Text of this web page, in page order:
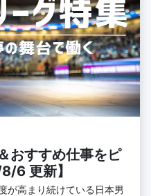
おすすめ仕事をピ
6 更新】
が高まり続けている日本男